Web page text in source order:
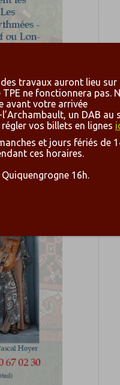
travaux auront lieu sur
ne fonctionnera pas.
avant votre arrivée
un DAB au
vos billets en lignes
et jours fériés de
ces horaires.
16h.